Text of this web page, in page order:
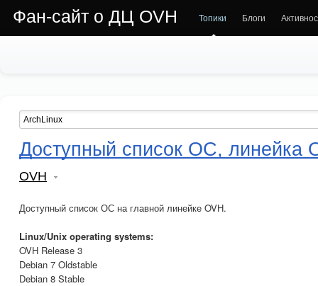
Фан-сайт о ДЦ OVH Топики Блоги
Доступный список ОС, линейка
OVH
Доступный список ОС на главной линейке OVH.
Linux/Unix operating systems:
OVH Release 3
Debian 7 Oldstable
Debian 8 Stable